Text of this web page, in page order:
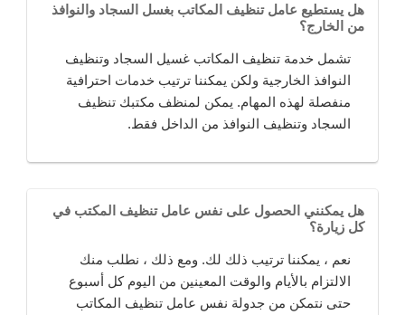
هل يستطيع عامل تنظيف المكاتب بغسل السجاد والنوافذ
من الخارج؟
تشمل خدمة تنظيف المكاتب غسيل السجاد وتنظيف
النوافذ الخارجية ولكن يمكننا ترتيب خدمات احترافية
منفصلة لهذه المهام. يمكن لمنظف مكتبك تنظيف
السجاد وتنظيف النوافذ من الداخل فقط.
هل يمكنني الحصول على نفس عامل تنظيف المكتب في
كل زيارة؟
نعم ، يمكننا ترتيب ذلك لك. ومع ذلك ، نطلب منك
الالتزام بالأيام والوقت المعينين من اليوم كل أسبوع
حتى نتمكن من جدولة نفس عامل تنظيف المكاتب